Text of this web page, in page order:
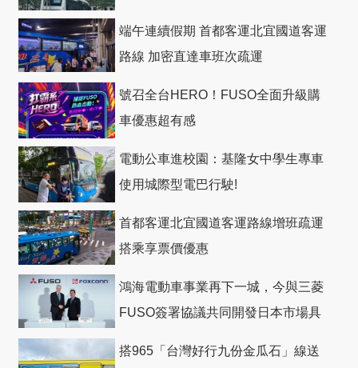
端午連續假期 首都客運北宜國道客運
路線 加密直達車班次疏運
號召全台HERO！FUSO全面升級購
車優惠超有感
電動公車進校園：基隆女中學生專車
使用城際型電巴行駛!
首都客運北宜國道客運路線增班疏運
搭乘享票價優惠
鴻海電動車事業再下一城，今與三菱
FUSO簽署協議共同開發日本市場具
搭965「台灣好行九份金瓜石」線送